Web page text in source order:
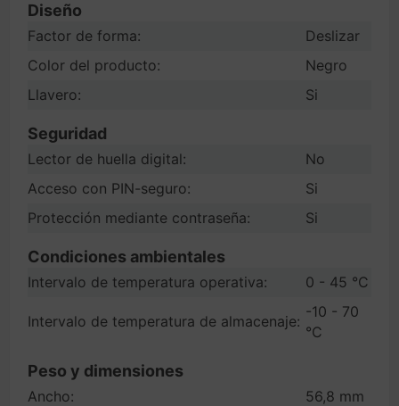
Diseño
Factor de forma:
Deslizar
Color del producto:
Negro
Llavero:
Si
Seguridad
Lector de huella digital:
No
Acceso con PIN-seguro:
Si
Protección mediante contraseña:
Si
Condiciones ambientales
Intervalo de temperatura operativa: 0 - 45 °C
Intervalo de temperatura de almacenaje:
-10 - 70
°C
Peso y dimensiones
Ancho:
56,8 mm